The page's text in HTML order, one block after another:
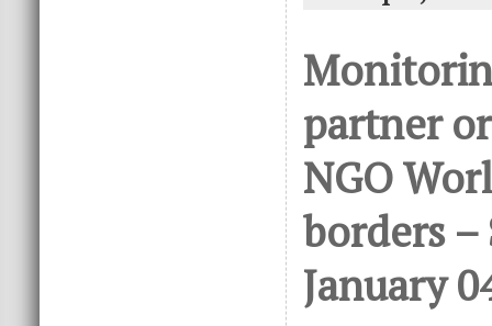
partner
NGO
borders –
January